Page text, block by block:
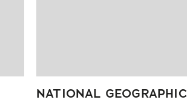
NATIONAL GEOGRAPHIC